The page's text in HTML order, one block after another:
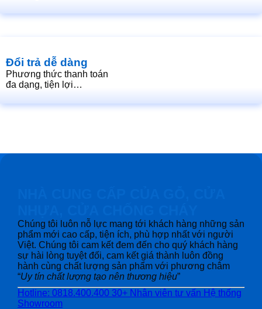
Đổi trả dễ dàng
Phương thức thanh toán
đa dạng, tiện lợi…
Chúng tôi luôn nỗ lực mang tới khách hàng những sản
phẩm mới cao cấp, tiện ích, phù hợp nhất với người
Việt. Chúng tôi cam kết đem đến cho quý khách hàng
sự hài lòng tuyệt đối, cam kết giá thành luôn đồng
hành cùng chất lượng sản phẩm với phương châm
“Uy tín chất lượng tạo nên thương hiệu”
Hotline: 0818.400.400 30+ Nhân viên tư vấn Hệ thống
Showroom